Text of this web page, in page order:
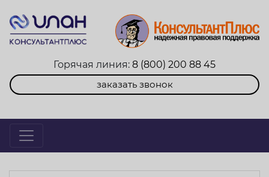
Горячая линия: 8 (800) 200 88 45
заказать звонок